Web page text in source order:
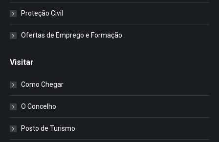
Proteção Civil
Ofertas de Emprego e Formação
Visitar
Como Chegar
O Concelho
Posto de Turismo